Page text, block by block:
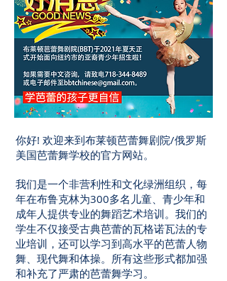
关于我们
你好! 欢迎来到布莱顿芭蕾舞剧院/俄罗斯
美国芭蕾舞学校的官方网站。
我们是一个非营利性和文化绿洲组织，每
年在布鲁克林为300多名儿童、青少年和
成年人提供专业的舞蹈艺术培训。我们的
学生不仅接受古典芭蕾的瓦格诺瓦法的专
业培训，还可以学习到高水平的芭蕾人物
舞、现代舞和体操。所有这些形式都加强
和补充了严肃的芭蕾舞学习。